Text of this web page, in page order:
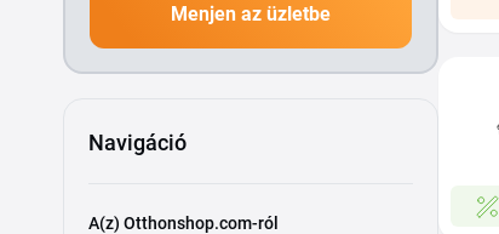
Menjen az üzletbe
Navigáció
A(z) Otthonshop.com-ról